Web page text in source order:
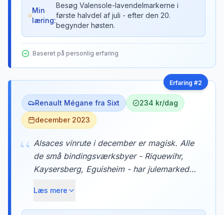
direkte fra biavleren.
Min
læring:
Besøg Valensole-lavendelmarkerne i
første halvdel af juli - efter den 20.
begynder høsten.
Baseret på personlig erfaring
Erfaring #2
Renault Mégane fra Sixt
234 kr/dag
december 2023
“ Alsaces vinrute i december er magisk. Alle
de små bindingsværksbyer - Riquewihr,
Kaysersberg, Eguisheim - har julemarked,
ind. Vi købte glühwein og flamkuchen ved
hvert stop. Helt eventyrligt.
Læs mere